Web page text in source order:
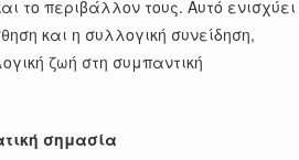
το περιβάλλον τους. Αυτό ενισχύει
και η συλλογική συνείδηση,
ζωή στη συμπαντική
σημασία